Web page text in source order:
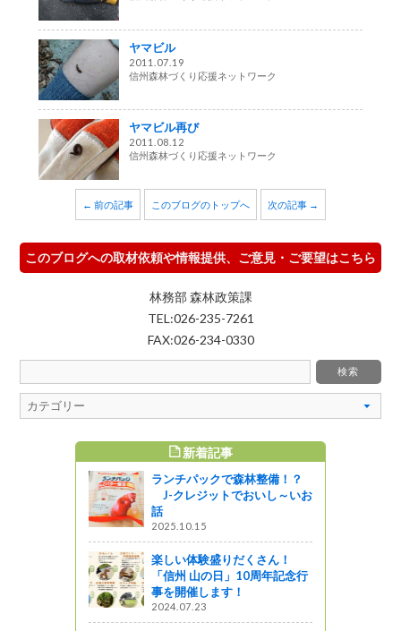
ヤマビル
2011.07.19
信州森林づくり応援ネットワーク
ヤマビル再び
2011.08.12
信州森林づくり応援ネットワーク
← 前の記事 このブログのトップへ 次の記事 →
このブログへの取材依頼や情報提供、ご意見・ご要望はこちら
林務部 森林政策課
TEL:026-235-7261
FAX:026-234-0330
新着記事
ランチパックで森林整備！？
J-クレジットでおいし～いお
話
2025.10.15
楽しい体験盛りだくさん！
「信州 山の日」10周年記念行
事を開催します！
2024.07.23